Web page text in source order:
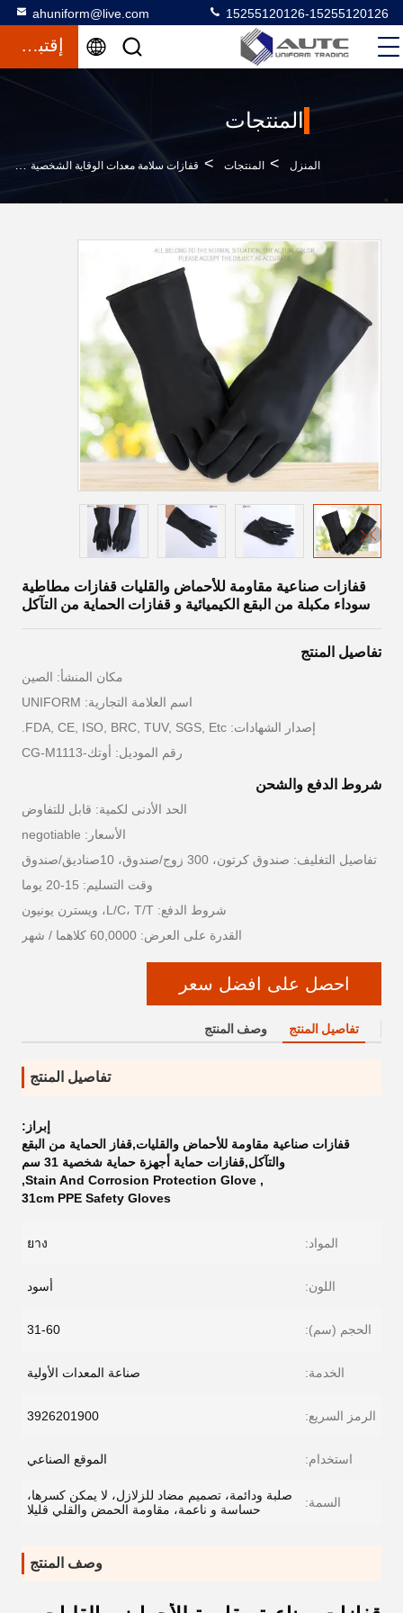
ahuniform@live.com 15255120126-15255120126
إقتباس
المنتجات
المنزل > المنتجات > قفازات سلامة معدات الوقاية الشخصية >
قفازات صناعية مقاومة للأحماض والقليات قفازات مطاطية
سوداء مكبلة من البقع الكيميائية و قفازات الحماية من التآكل
تفاصيل المنتج
مكان المنشأ: الصين
اسم العلامة التجارية: UNIFORM
إصدار الشهادات: FDA, CE, ISO, BRC, TUV, SGS, Etc.
رقم الموديل: أوتك-CG-M1113
شروط الدفع والشحن
الحد الأدنى لكمية: قابل للتفاوض
الأسعار: negotiable
تفاصيل التغليف: صندوق كرتون، 300 زوج/صندوق، 10صناديق/صندوق
وقت التسليم: 15-20 يوما
شروط الدفع: L/C، T/T، ويسترن يونيون
القدرة على العرض: 60,0000 كلاهما / شهر
احصل على افضل سعر
تفاصيل المنتج وصف المنتج
تفاصيل المنتج
إبراز:
قفازات صناعية مقاومة للأحماض والقليات,قفاز الحماية من البقع
والتآكل,قفازات حماية أجهزة حماية شخصية 31 سم
,
Stain And Corrosion Protection Glove
,
31cm PPE Safety Gloves
المواد: ยาง
اللون: أسود
الحجم (سم): 31-60
الخدمة: صناعة المعدات الأولية
الرمز السريع: 3926201900
استخدام: الموقع الصناعي
السمة:
صلبة ودائمة، تصميم مضاد للزلازل، لا يمكن كسرها،
حساسة و ناعمة، مقاومة الحمض والقلي قليلا
وصف المنتج